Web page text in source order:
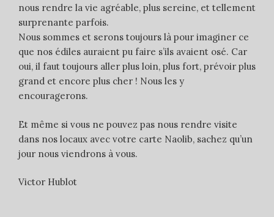
nous rendre la vie agréable, plus sereine, et tellement
surprenante parfois.
Nous sommes et serons toujours là pour imaginer ce
que nos édiles auraient pu faire s’ils avaient osé. Car
oui, il faut toujours aller plus loin, plus fort, prévoir plus
grand et encore plus cher ! Nous les y
encouragerons.
Et même si vous ne pouvez pas nous rendre visite
dans nos locaux avec votre carte Naolib, sachez qu’un
jour nous viendrons à vous.
Victor Hublot